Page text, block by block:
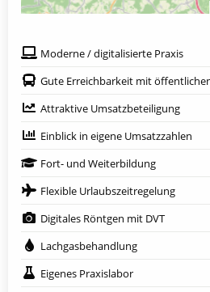
Moderne / digitalisierte Praxis
Gute Erreichbarkeit mit
Attraktive Umsatzbeteiligung
Einblick in eigene Umsatzzahlen
Fort- und Weiterbildung
Flexible Urlaubszeitregelung
Digitales Röntgen mit DVT
Lachgasbehandlung
Eigenes Praxislabor